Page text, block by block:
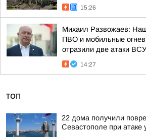
15:26
Михаил Развожаев:
ПВО и мобильные
отразили две атаки ВСУ
14:27
ТОП
22 дома получили
Севастополе при атаке